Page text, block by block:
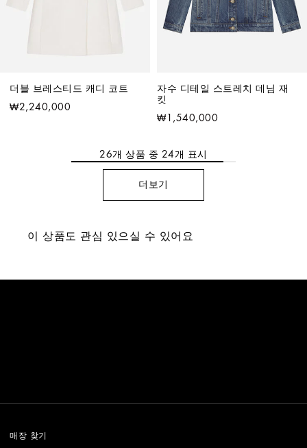
더블 브레스티드 캐디 코트
₩2,240,000
자수 디테일 스트레치 데님 재
킷
₩1,540,000
26개 상품 중 24 개 표시
더보기
이 상품도 관심 있으실 수 있어요
매장 찾기